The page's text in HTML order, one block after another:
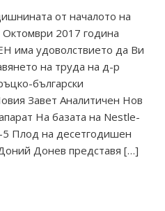
от началото на
2017 година
има удоволствието да Ви
на труда на д-р
български
Завет Аналитичен Нов
На базата на Nestle-
5 Плод на десетгодишен
Донев представя […]